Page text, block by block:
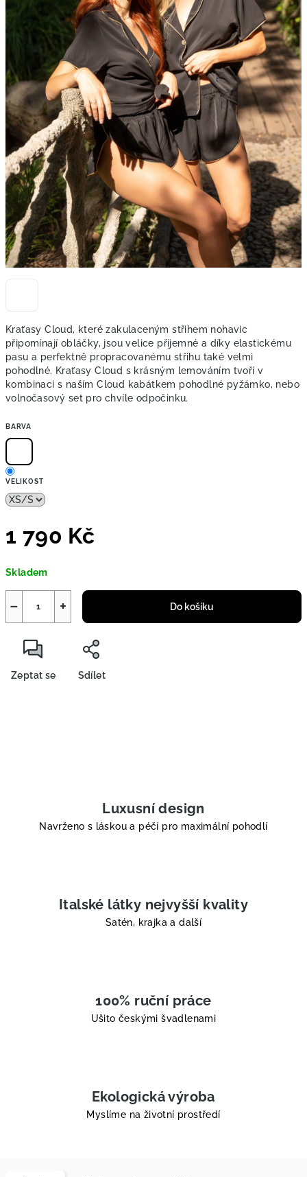
Kraťasy Cloud, které zakulaceným střihem nohavic
připomínají obláčky, jsou velice příjemné a díky elastickému
pasu a perfektně propracovanému střihu také velmi
pohodlné. Kraťasy Cloud s krásným lemováním tvoří v
kombinaci s naším Cloud kabátkem pohodlné pyžámko, nebo
volnočasový set pro chvíle odpočinku.
BARVA
VELIKOST
1 790 Kč
cena:
Skladem
+
− Do košíku
Zeptat se Sdílet
Luxusní design
Navrženo s láskou a péčí pro maximální pohodlí
Italské látky nejvyšší kvality
Satén, krajka a další
100% ruční práce
Ušito českými švadlenami
Ekologická výroba
Myslíme na životní prostředí